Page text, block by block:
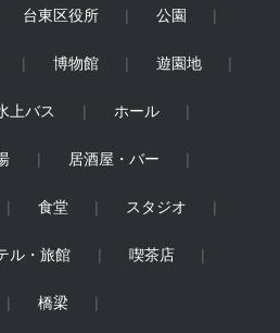
台東区役所 公園
博物館 遊園地
上バス ホール
居酒屋・バー
食堂 スタジオ
ル・旅館 喫茶店
橋梁